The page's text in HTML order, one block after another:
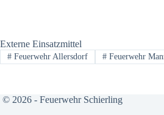
Externe Einsatzmittel
#Feuerwehr Allersdorf #Feuerwehr
© 2026 - Feuerwehr Schierling